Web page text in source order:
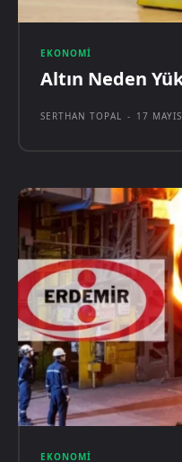
EKONOMI
Altın Neden
SERTHAN TOPAL - 17
EKONOMI